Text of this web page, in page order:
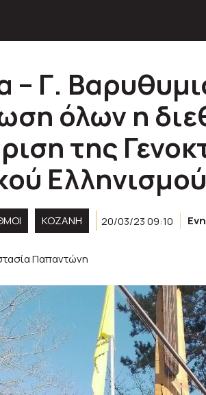
– Γ.
όλων η
της
Ελληνισμού
KOZANH 20/03/23 09:10
Παπαντώνη